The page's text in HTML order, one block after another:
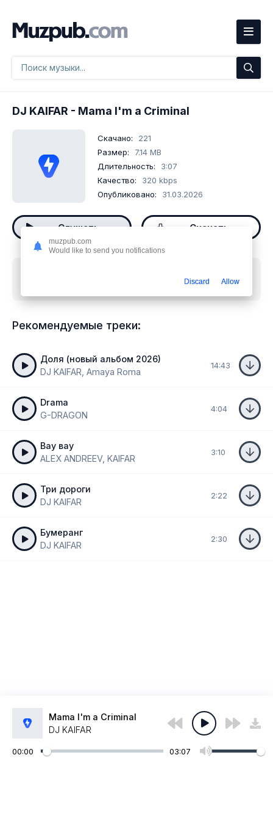
DJ KAIFAR - Mama I'm a Criminal
Скачано:
221
Размер:
7.14 MB
Длительность:
3:07
Качество:
320 kbps
Опубликовано:
31.03.2026
Слушать Скачать
Рекомендуемые треки:
Доля (новый альбом 2026)
DJ KAIFAR, Amaya Roma
14:43
Drama
G-DRAGON
4:04
Вау вау
ALEX ANDREEV, KAIFAR
3:10
Три дороги
DJ KAIFAR
2:22
Бумеранг
DJ KAIFAR
2:30
Mama I'm a Criminal
DJ KAIFAR
00:00 03:07
muzpub.com
Would like to send you notifications
Discard Allow